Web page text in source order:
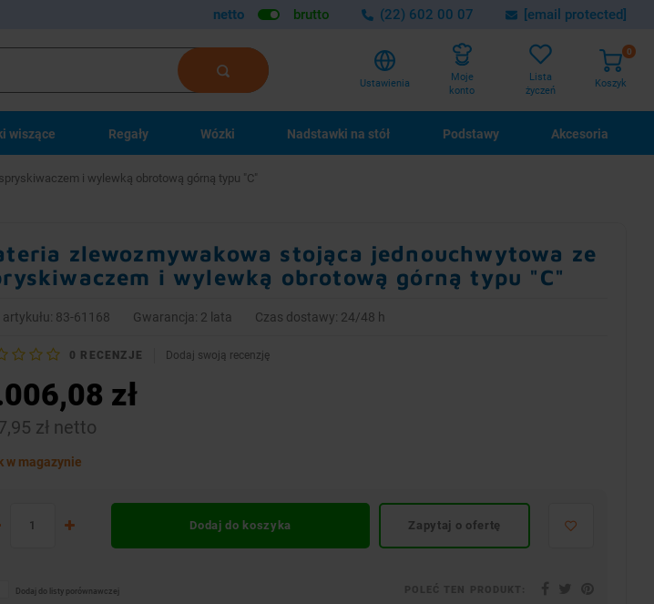
netto brutto (22) 602 00 07 [email protected]
Ustawienia
Moje
konto
Lista
życzeń
Koszyk
0
wiszące Regały Wózki Nadstawki na stół Podstawy Akcesoria
i wylewką obrotową górną typu "C"
zlewozmywakowa stojąca jednouchwytowa ze
i wylewką obrotową górną typu "C"
artykułu: 83-61168 Gwarancja: 2 lata Czas dostawy: 24/48 h
0 RECENZJE Dodaj swoją recenzję
zł
zł netto
w magazynie
Dodaj do koszyka Zapytaj o ofertę
Dodaj do listy porównawczej